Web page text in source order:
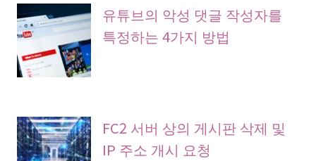
유튜브의 악성 댓글 작성자를
특정하는 4가지 방법
FC2 서버 상의 게시판 삭제 및
IP 주소 개시 요청